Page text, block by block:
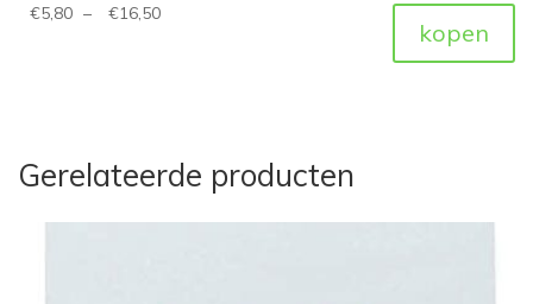
€5,80 – €16,50
kopen
Gerelateerde producten